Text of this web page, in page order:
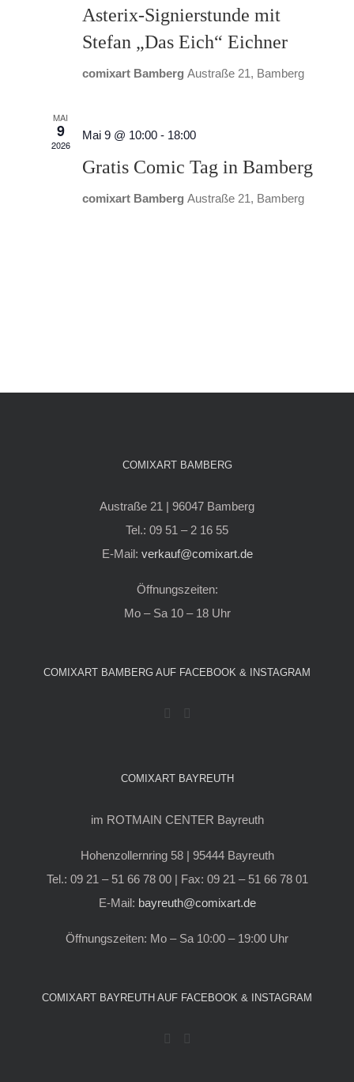
Asterix-Signierstunde mit
Stefan „Das Eich“ Eichner
comixart Bamberg Austraße 21, Bamberg
MAI
9
2026
Mai 9 @ 10:00- 18:00
Gratis Comic Tag in Bamberg
comixart Bamberg Austraße 21, Bamberg
COMIXART BAMBERG
Austraße 21 | 96047 Bamberg
Tel.: 09 51 – 2 16 55
E-Mail: verkauf@comixart.de
Öffnungszeiten:
Mo – Sa 10 – 18 Uhr
COMIXART BAMBERG AUF FACEBOOK & INSTAGRAM
COMIXART BAYREUTH
im ROTMAIN CENTER Bayreuth
Hohenzollernring 58 | 95444 Bayreuth
Tel.: 09 21 – 51 66 78 00 | Fax: 09 21 – 51 66 78 01
E-Mail: bayreuth@comixart.de
Öffnungszeiten: Mo – Sa 10:00 – 19:00 Uhr
COMIXART BAYREUTH AUF FACEBOOK & INSTAGRAM